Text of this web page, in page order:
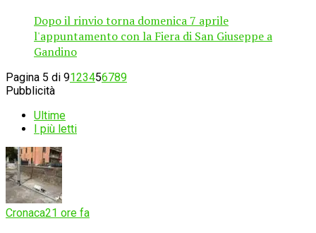
Dopo il rinvio torna domenica 7 aprile
l'appuntamento con la Fiera di San Giuseppe a
Gandino
Pagina 5 di 9123456789
Pubblicità
Ultime
I più letti
Cronaca21 ore fa